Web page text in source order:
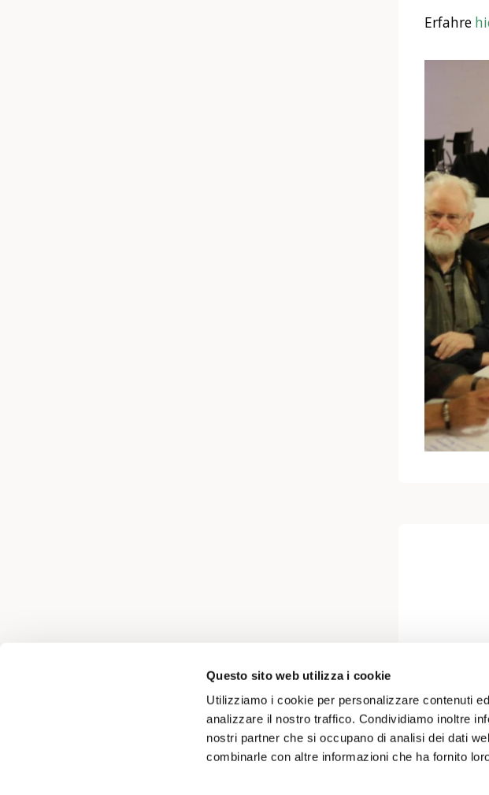
Questo sito web utilizza i cookie
Utilizziamo i cookie per personalizzare contenuti
analizzare il nostro traffico. Condividiamo inoltre
nostri partner che si occupano di analisi dei dati
combinarle con altre informazioni che ha fornito
Erfahre